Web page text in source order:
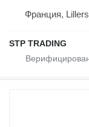
Франция, Lillers
STP TRADING